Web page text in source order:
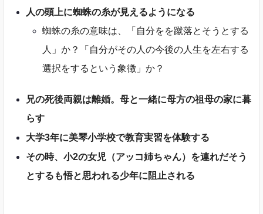
人の頭上に蜘蛛の糸が見えるようになる
蜘蛛の糸の意味は、「自分をを蹴落とそうとする
人」か？「自分がその人の今後の人生を左右する
選択をするという象徴」か？
兄の死後両親は離婚。母と一緒に母方の祖母の家に暮
らす
大学3年に美琴小学校で教育実習を体験する
その時、小2の女児（アッコ姉ちゃん）を連れだそう
とするも悟と思われる少年に阻止される